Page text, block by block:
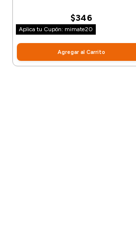
$346
Aplica tu Cupón: mimate20
Agregar al Carrito